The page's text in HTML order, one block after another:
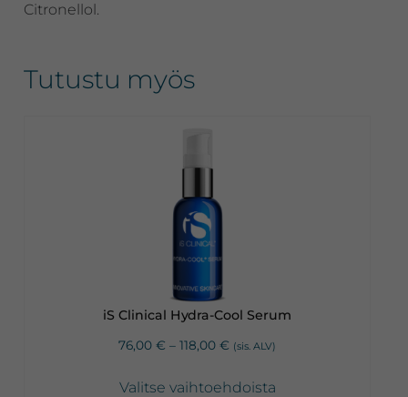
Citronellol.
Tutustu myös
iS Clinical Hydra-Cool Serum
76,00 € – 118,00 € Hintaluokka:
-
(sis. ALV)
Valitse vaihtoehdoista